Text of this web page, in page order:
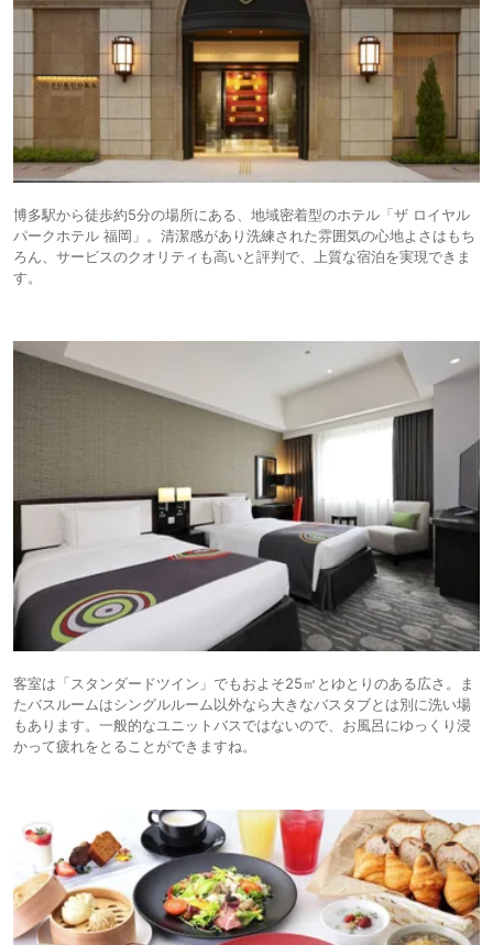
博多駅から徒歩約5分の場所にある、地域密着型のホテル「ザ ロイヤル
パークホテル 福岡」。清潔感があり洗練された雰囲気の心地よさはもち
ろん、サービスのクオリティも高いと評判で、上質な宿泊を実現できま
す。
客室は「スタンダードツイン」でもおよそ25㎡とゆとりのある広さ。ま
たバスルームはシングルルーム以外なら大きなバスタブとは別に洗い場
もあります。一般的なユニットバスではないので、お風呂にゆっくり浸
かって疲れをとることができますね。